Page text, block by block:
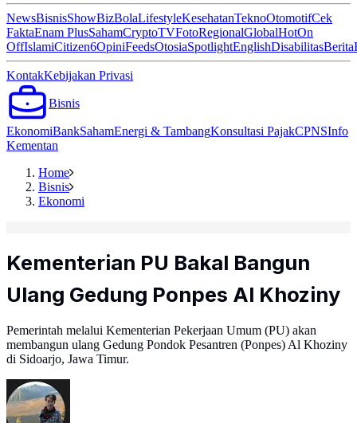
NewsBisnisShowBizBolaLifestyleKesehatanTeknoOtomotifCek
FaktaEnam PlusSahamCryptoTVFotoRegionalGlobalHotOn
OffIslamiCitizen6OpiniFeedsOtosiaSpotlightEnglishDisabilitasBerita
KontakKebijakan Privasi
Bisnis
EkonomiBankSahamEnergi & TambangKonsultasi PajakCPNSInfo
Kementan
Home
Bisnis
Ekonomi
Kementerian PU Bakal Bangun
Ulang Gedung Ponpes Al Khoziny
Pemerintah melalui Kementerian Pekerjaan Umum (PU) akan
membangun ulang Gedung Pondok Pesantren (Ponpes) Al Khoziny
di Sidoarjo, Jawa Timur.